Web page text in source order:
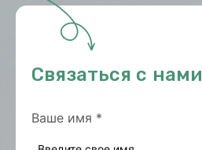
Связаться с нами
Ваше имя *